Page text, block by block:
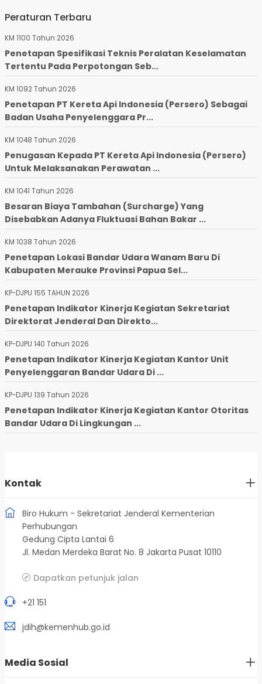
Peraturan Terbaru
KM 1100 Tahun 2026
Penetapan Spesifikasi Teknis Peralatan Keselamatan
Tertentu Pada Perpotongan Seb...
KM 1092 Tahun 2026
Penetapan PT Kereta Api Indonesia (Persero) Sebagai
Badan Usaha Penyelenggara Pr...
KM 1048 Tahun 2026
Penugasan Kepada PT Kereta Api Indonesia (Persero)
Untuk Melaksanakan Perawatan ...
KM 1041 Tahun 2026
Besaran Biaya Tambahan (Surcharge) Yang
Disebabkan Adanya Fluktuasi Bahan Bakar ...
KM 1038 Tahun 2026
Penetapan Lokasi Bandar Udara Wanam Baru Di
Kabupaten Merauke Provinsi Papua Sel...
KP-DJPU 155 TAHUN 2026
Penetapan Indikator Kinerja Kegiatan Sekretariat
Direktorat Jenderal Dan Direkto...
KP-DJPU 140 Tahun 2026
Penetapan Indikator Kinerja Kegiatan Kantor Unit
Penyelenggaran Bandar Udara Di ...
KP-DJPU 139 Tahun 2026
Penetapan Indikator Kinerja Kegiatan Kantor Otoritas
Bandar Udara Di Lingkungan ...
Kontak
Biro Hukum - Sekretariat Jenderal Kementerian
Perhubungan
Gedung Cipta Lantai 6
Jl. Medan Merdeka Barat No. 8 Jakarta Pusat 10110
Dapatkan petunjuk jalan
+21 151
jdih@kemenhub.go.id
Media Sosial